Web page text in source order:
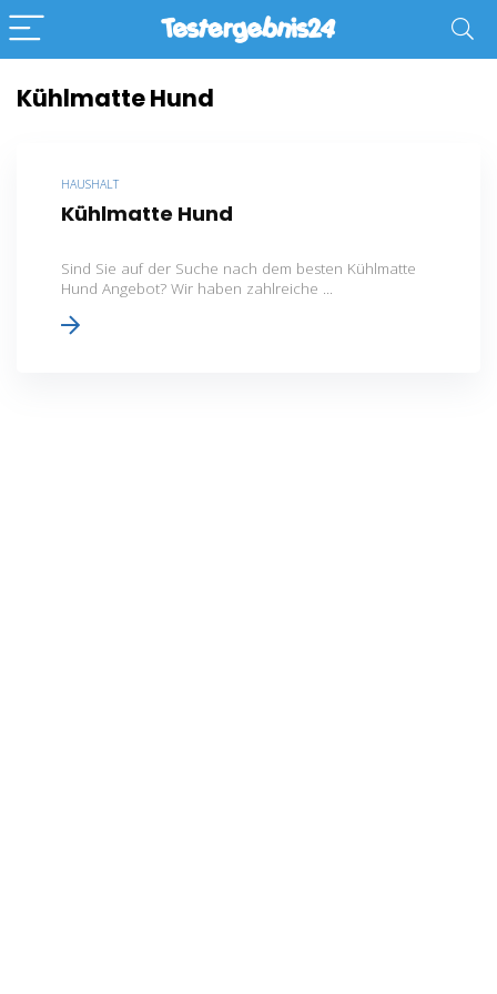
Kühlmatte Hund
HAUSHALT
Kühlmatte Hund
Sind Sie auf der Suche nach dem besten Kühlmatte
Hund Angebot? Wir haben zahlreiche ...